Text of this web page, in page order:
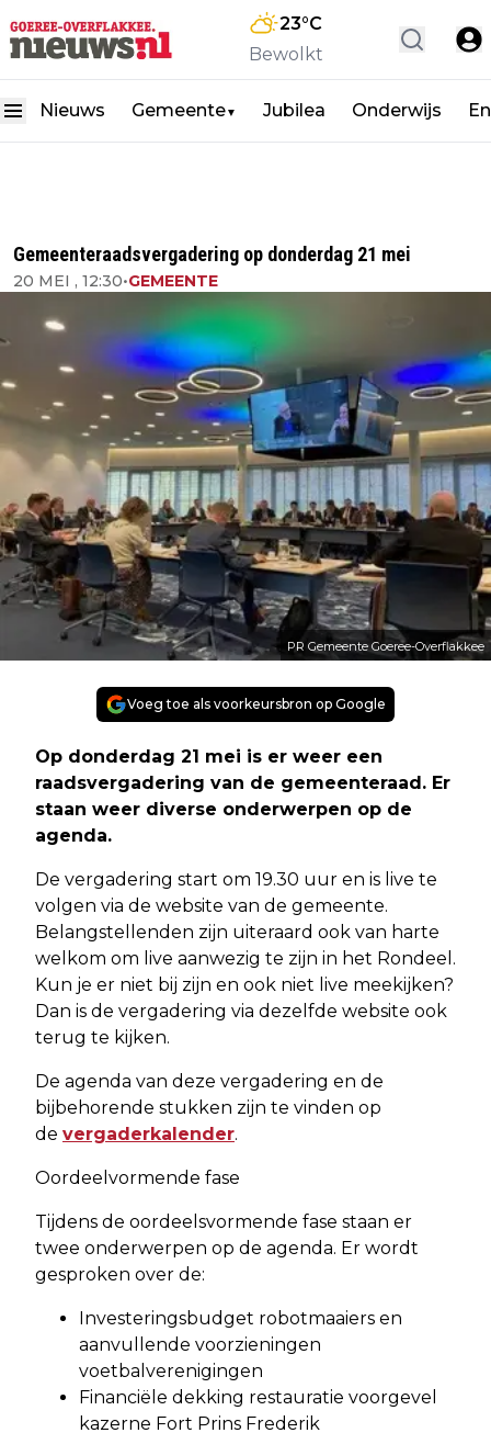
23°C
Bewolkt
Nieuws Gemeente▼ Jubilea Onderwijs
Gemeenteraadsvergadering op donderdag 21 mei
20 MEI , 12:30•GEMEENTE
PR Gemeente Goeree-Overflakkee
Voeg toe als voorkeursbron op Google
Op donderdag 21 mei is er weer een
raadsvergadering van de gemeenteraad. Er
staan weer diverse onderwerpen op de
agenda.
De vergadering start om 19.30 uur en is live te
volgen via de website van de gemeente.
Belangstellenden zijn uiteraard ook van harte
welkom om live aanwezig te zijn in het Rondeel.
Kun je er niet bij zijn en ook niet live meekijken?
Dan is de vergadering via dezelfde website ook
terug te kijken.
De agenda van deze vergadering en de
bijbehorende stukken zijn te vinden op
de vergaderkalender.
Oordeelvormende fase
Tijdens de oordeelsvormende fase staan er
twee onderwerpen op de agenda. Er wordt
gesproken over de:
Investeringsbudget robotmaaiers en
aanvullende voorzieningen
voetbalverenigingen
Financiële dekking restauratie voorgevel
kazerne Fort Prins Frederik